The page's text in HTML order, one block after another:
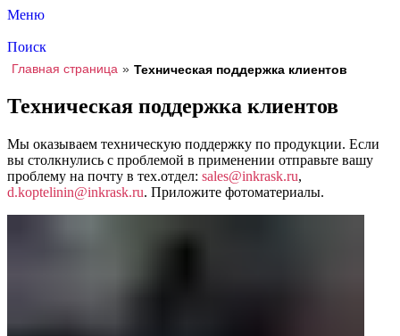
Меню
Поиск
Главная страница » Техническая поддержка клиентов
Техническая поддержка клиентов
Мы оказываем техническую поддержку по продукции. Если
вы столкнулись c проблемой в применении отправьте вашу
проблему на почту в тех.отдел: sales@inkrask.ru,
d.koptelinin@inkrask.ru. Приложите фотоматериалы.